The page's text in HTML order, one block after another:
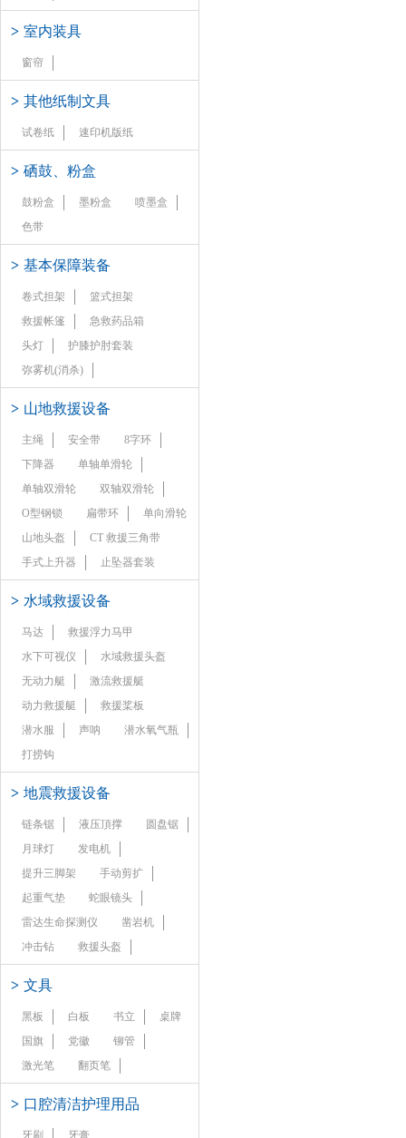
> 室内装具
窗帘
> 其他纸制文具
试卷纸 速印机版纸
> 硒鼓、粉盒
鼓粉盒 墨粉盒
喷墨盒
色带
> 基本保障装备
卷式担架
篮式担架
救援帐篷
急救药品箱
头灯
护膝护肘套装
弥雾机(消杀)
> 山地救援设备
主绳 安全带
8字环
下降器
单轴单滑轮
单轴双滑轮
双轴双滑轮
O型钢锁
扁带环
单向滑轮
山地头盔
CT 救援三角带
手式上升器
止坠器套装
> 水域救援设备
马达
救援浮力马甲
水下可视仪
水域救援头盔
无动力艇
激流救援艇
动力救援艇
救援桨板
潜水服
声呐
潜水氧气瓶
打捞钩
> 地震救援设备
链条锯 液压頂撑
圆盘锯
月球灯
发电机
提升三脚架
手动剪扩
起重气垫
蛇眼镜头
雷达生命探测仪
凿岩机
冲击钻
救援头盔
> 文具
黑板 白板 书立
桌牌
国旗
党徽
铆管
激光笔
翻页笔
> 口腔清洁护理用品
牙刷 牙膏